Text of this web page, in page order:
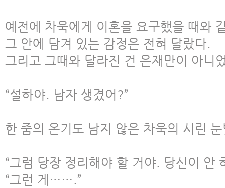
예전에 차욱에게 이혼을 요구했을 때와
그 안에 담겨 있는 감정은 전혀 달랐다.
그리고 그때와 달라진 건 은재만이 아니
“설하야. 남자 생겼어?”
한 줌의 온기도 남지 않은 차욱의 시린
“그럼 당장 정리해야 할 거야. 당신이 안
“그런 게…….”